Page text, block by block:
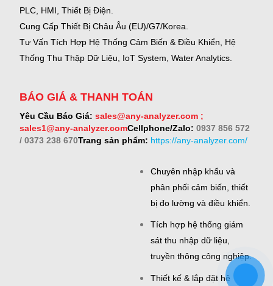
PLC, HMI, Thiết Bị Điện.
Cung Cấp Thiết Bị Châu Âu (EU)/G7/Korea.
Tư Vấn Tích Hợp Hệ Thống Cảm Biến & Điều Khiển, Hệ
Thống Thu Thập Dữ Liệu, IoT System, Water Analytics.
BÁO GIÁ & THANH TOÁN
Yêu Cầu Báo Giá: sales@any-analyzer.com ;
sales1@any-analyzer.comCellphone/Zalo: 0937 856 572
/ 0373 238 670Trang sản phẩm: https://any-analyzer.com/
Chuyên nhập khẩu và
phân phối cảm biến, thiết
bị đo lường và điều khiển.
Tích hợp hệ thống giám
sát thu nhập dữ liệu,
truyền thông công nghiệp.
Thiết kế & lắp đặt hệ